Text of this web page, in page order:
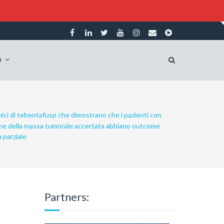
di tebentafusp che dimostrano che i pazienti con
della massa tumorale accertata abbiano outcome
parziale
Partners: